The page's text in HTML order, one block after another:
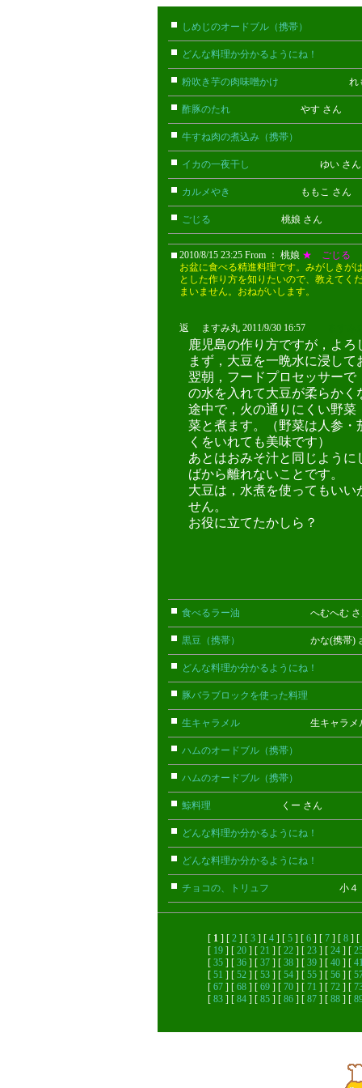
しめじのオードブル（携帯）
どんな料理か分かるようにね！
粉吹き芋の肉味噌かけ れもん
酢豚のたれ やす さん
牛すね肉の煮込み（携帯）
イカの一夜干し ゆい さ
カルメやき ももこ さん
ごじる 桃娘 さん
2010/8/15 23:25 From ： 桃娘 ★ ごじる
お盆に食べる精進料理です。みがしきが
とした作り方を知りたいので、教えてく
まいません。おねがいします。
返 ますみ丸 2011/9/30 16:57
鹿児島の作り方ですが，よろ
まず，大豆を一晩水に浸して
翌朝，フードプロセッサー
の水を入れて大豆が柔らかく
途中で，火の通りにくい野
菜と煮ます。（野菜は人参
くをいれても美味です）
あとはおみそ汁と同じよう
ばから離れないことです。
大豆は，水煮を使ってもい
せん。
お役に立てたかしら？
食べるラー油 へむへむ さ
黒豆（携帯） かな(携帯)
どんな料理か分かるようにね！
豚バラブロックを使った料理
生キャラメル 生キャラメル
ハムのオードブル（携帯）
ハムのオードブル（携帯）
鯨料理 くー さん
どんな料理か分かるようにね！
どんな料理か分かるようにね！
チョコの、トリュフ 小４ さ
[ 1 ] [ 2 ] [ 3 ] [ 4 ] [ 5 ] [ 6 ] [ 7 ] [ 8 ] [
[ 19 ] [ 20 ] [ 21 ] [ 22 ] [ 23 ] [ 24 ] [
[ 35 ] [ 36 ] [ 37 ] [ 38 ] [ 39 ] [ 40 ] [
[ 51 ] [ 52 ] [ 53 ] [ 54 ] [ 55 ] [ 56 ] [
[ 67 ] [ 68 ] [ 69 ] [ 70 ] [ 71 ] [ 72 ] [
[ 83 ] [ 84 ] [ 85 ] [ 86 ] [ 87 ] [ 88 ] [